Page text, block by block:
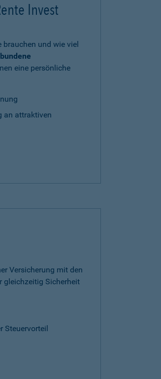
Invest
brauchen und wie viel
eine persönliche
an attraktiven
Versicherung mit den
gleichzeitig Sicherheit
Steuervorteil